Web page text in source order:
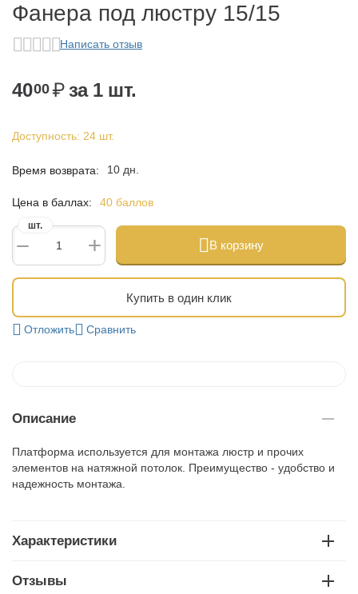
Фанера под люстру 15/15
Написать отзыв
4000 ₽за 1 шт.
Доступность: 24 шт.
Время возврата: 10 дн.
Цена в баллах: 40 баллов
+
−
шт.
В корзину
Купить в один клик
Отложить Сравнить
Описание
Платформа используется для монтажа люстр и прочих
элементов на натяжной потолок. Преимущество - удобство и
надежность монтажа.
Характеристики
Отзывы